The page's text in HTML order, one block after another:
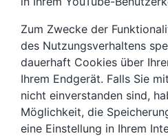
Zum Zwecke der
des Nutzungsverhaltens
dauerhaft Cookies über
Ihrem Endgerät. Falls Sie
nicht einverstanden sind,
Möglichkeit, die
eine Einstellung in Ihrem